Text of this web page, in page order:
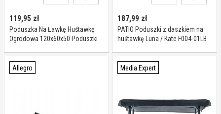
119,95 zł
Poduszka Na Ławkę Huśtawkę
Ogrodowa 120x60x50 Poduszki
187,99 zł
PATIO Poduszki z daszkiem na
huśtawkę Luna / Kate F004-01LB
Allegro Media Expert